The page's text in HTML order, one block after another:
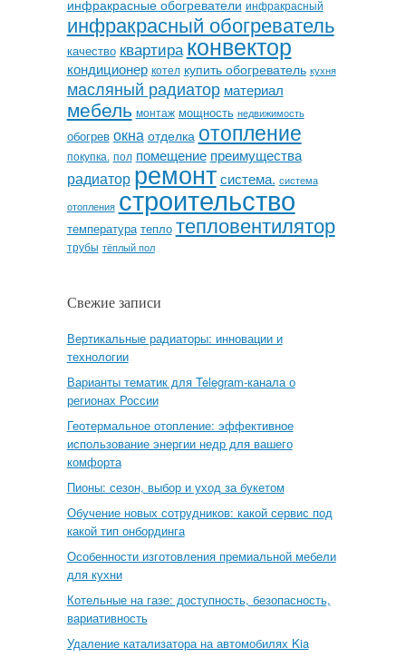
инфракрасные обогреватели инфракрасный
инфракрасный обогреватель
качество квартираконвектор
кондиционер котел купить обогреватель кухня
масляный радиатор материал
мебель монтаж мощность недвижимость
обогрев окна отделка отопление
покупка. пол помещение преимущества
радиатор ремонт система. система
отопления строительство
температура тепло тепловентилятор
трубы тёплый пол
Свежие записи
Вертикальные радиаторы: инновации и
технологии
Варианты тематик для Telegram-канала о
регионах России
Геотермальное отопление: эффективное
использование энергии недр для вашего
комфорта
Пионы: сезон, выбор и уход за букетом
Обучение новых сотрудников: какой сервис под
какой тип онбординга
Особенности изготовления премиальной мебели
для кухни
Котельные на газе: доступность, безопасность,
вариативность
Удаление катализатора на автомобилях Kia